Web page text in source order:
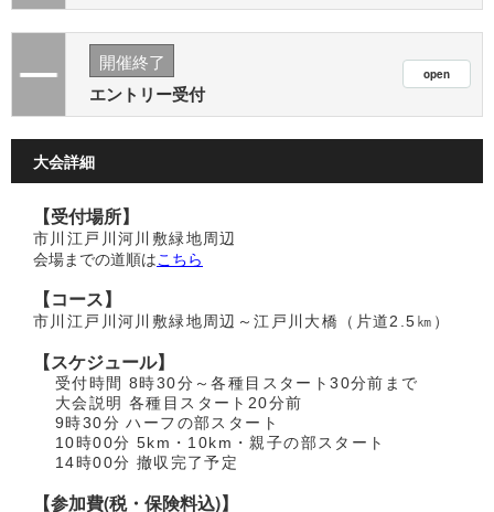
開催終了
エントリー受付
大会詳細
【受付場所】
市川江戸川河川敷緑地周辺
会場までの道順はこちら
【コース】
市川江戸川河川敷緑地周辺～江戸川大橋（片道2.5㎞）
【スケジュール】
受付時間 8時30分～各種目スタート30分前まで
大会説明 各種目スタート20分前
9時30分 ハーフの部スタート
10時00分 5km・10km・親子の部スタート
14時00分 撤収完了予定
【参加費(税・保険料込)】